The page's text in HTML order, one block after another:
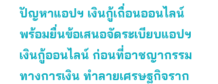
ปัญหาแอปฯ เงินกู้เถื่อนออนไลน์
พร้อมยื่นข้อเสนอจัดระเบียบแอปฯ
เงินกู้ออนไลน์ ก่อนที่อาชญากรรม
ทางการเงิน ทำลายเศรษฐกิจราก